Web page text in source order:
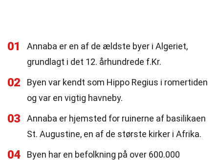
01
Annaba er en af de ældste byer i Algeriet,
grundlagt i det 12. århundrede f.Kr.
02
Byen var kendt som Hippo Regius i romertiden
og var en vigtig havneby.
03
Annaba er hjemsted for ruinerne af basilikaen
St. Augustine, en af de største kirker i Afrika.
04
Byen har en befolkning på over 600.000